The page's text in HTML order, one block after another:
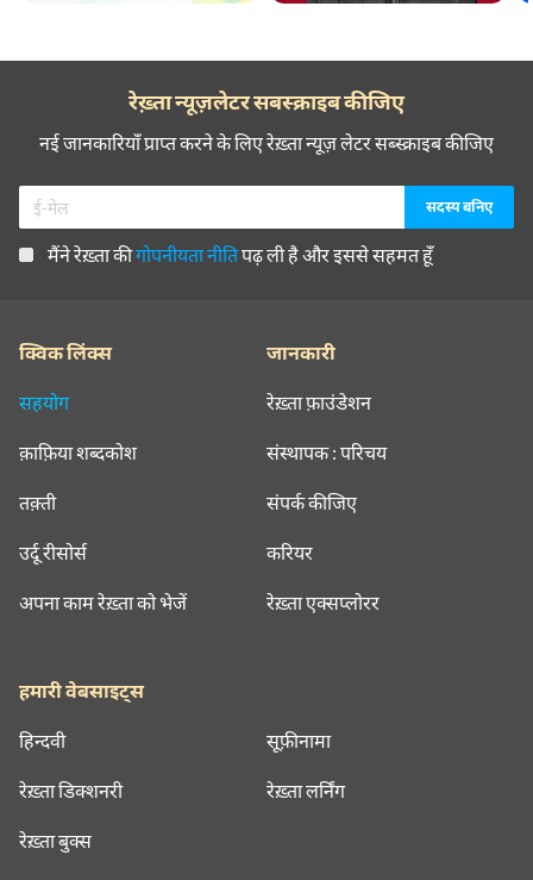
रेख़्ता न्यूज़लेटर सबस्क्राइब कीजिए
नई जानकारियाँ प्राप्त करने के लिए रेख़्ता न्यूज़ लेटर सब्स्क्राइब कीजिए
मैंने रेख़्ता कीगोपनीयता नीतिपढ़ ली है और इससे सहमत हूँ
क्विक लिंक्स
सहयोग
क़ाफ़िया शब्दकोश
तक़्ती
उर्दू रीसोर्स
अपना काम रेख़्ता को भेजें
जानकारी
रेख़्ता फ़ाउंडेशन
संस्थापक : परिचय
संपर्क कीजिए
करियर
रेख़्ता एक्सप्लोरर
हमारी वेबसाइट्स
हिन्दवी सूफ़ीनामा
रेख़्ता डिक्शनरी रेख़्ता लर्निंग
रेख़्ता बुक्स